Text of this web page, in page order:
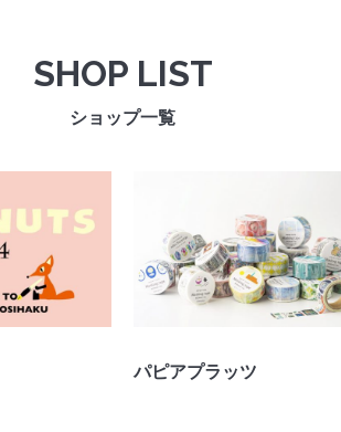
SHOP LIST
ショップ一覧
パピアプラッツ